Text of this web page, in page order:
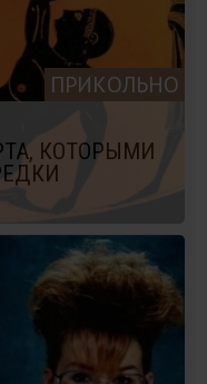
ПРИКОЛЬНО
КОТОРЫМИ